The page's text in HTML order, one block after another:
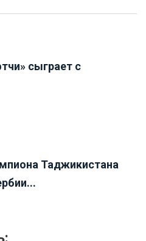
сыграет с
Таджикистана